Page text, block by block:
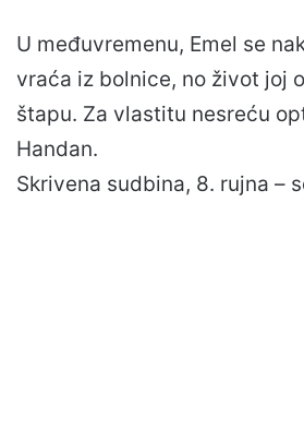
U međuvremenu, Emel se
vraća iz bolnice, no život joj
štapu. Za vlastitu nesreću
Handan.
Skrivena sudbina, 8. rujna –